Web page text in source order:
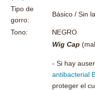
Tipo de
gorro:
Básico / Sin
Tono: NEGRO
Wig Cap
- Si hay
antibacterial
proteger el